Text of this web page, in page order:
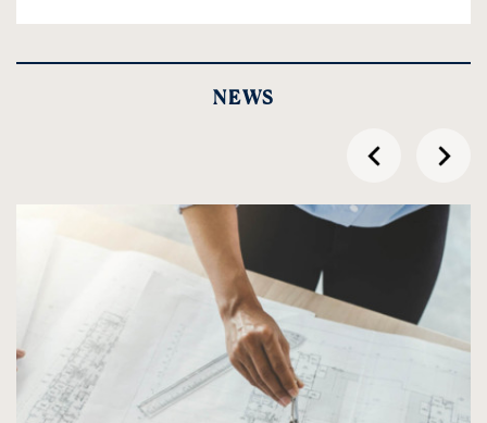
NEWS
przesuń
lewo
prawo